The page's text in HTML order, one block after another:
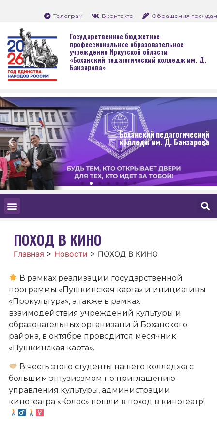
Телеграм Вконтакте Обращения граждан
Государственное бюджетное
профессиональное образовательное
учреждение Иркутской области
«Боханский педагогический колледж им. Д.
Банзарова»
Боханский педагогический
колледж им. Д. Банзарова
ПОХОД В КИНО
Главная > Новости > ПОХОД В КИНО
В рамках реализации государственной
программы «Пушкинская карта» и инициативы
«Прокультура», а также в рамках
взаимодействия учреждений культуры и
образовательных организаци й Боханского
района, в октябре проводится месячник
«Пушкинская карта».
В честь этого студенты нашего колледжа с
большим энтузиазмом по приглашению
управления культуры, администрации
кинотеатра «Колос» пошли в поход в кинотеатр!